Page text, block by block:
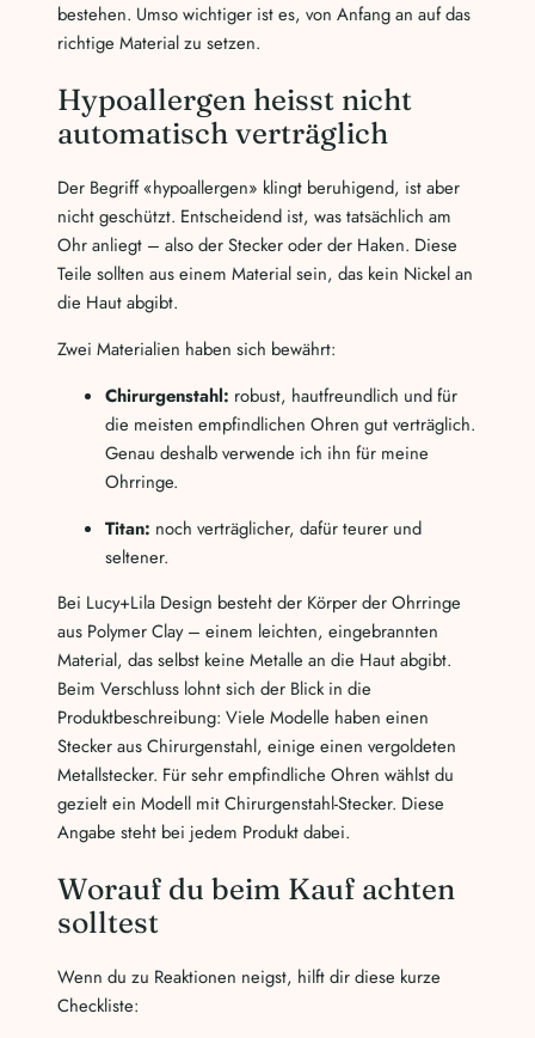
bestehen. Umso wichtiger ist es, von Anfang an auf das
richtige Material zu setzen.
Hypoallergen heisst nicht
automatisch verträglich
Der Begriff «hypoallergen» klingt beruhigend, ist aber
nicht geschützt. Entscheidend ist, was tatsächlich am
Ohr anliegt – also der Stecker oder der Haken. Diese
Teile sollten aus einem Material sein, das kein Nickel an
die Haut abgibt.
Zwei Materialien haben sich bewährt:
Chirurgenstahl: robust, hautfreundlich und für
die meisten empfindlichen Ohren gut verträglich.
Genau deshalb verwende ich ihn für meine
Ohrringe.
Titan: noch verträglicher, dafür teurer und
seltener.
Bei Lucy+Lila Design besteht der Körper der Ohrringe
aus Polymer Clay – einem leichten, eingebrannten
Material, das selbst keine Metalle an die Haut abgibt.
Beim Verschluss lohnt sich der Blick in die
Produktbeschreibung: Viele Modelle haben einen
Stecker aus Chirurgenstahl, einige einen vergoldeten
Metallstecker. Für sehr empfindliche Ohren wählst du
gezielt ein Modell mit Chirurgenstahl-Stecker. Diese
Angabe steht bei jedem Produkt dabei.
Worauf du beim Kauf achten
solltest
Wenn du zu Reaktionen neigst, hilft dir diese kurze
Checkliste: